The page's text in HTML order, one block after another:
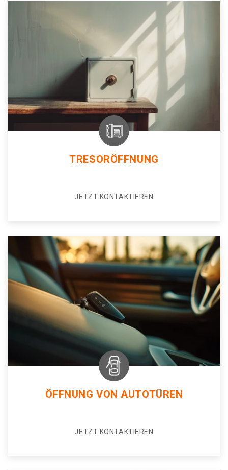
TRESORÖFFNUNG
JETZT KONTAKTIEREN
ÖFFNUNG VON AUTOTÜREN
JETZT KONTAKTIEREN